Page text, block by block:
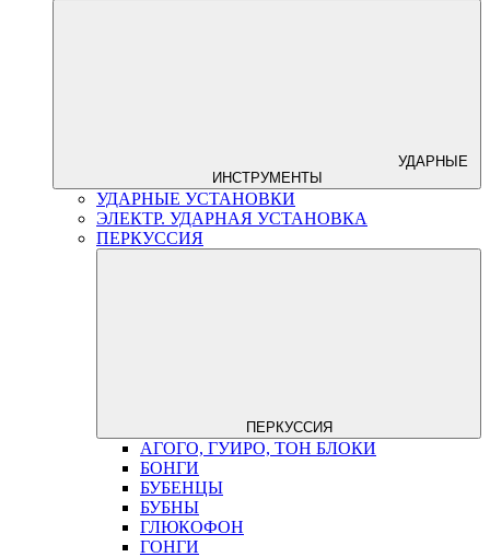
УДАРНЫЕ
ИНСТРУМЕНТЫ
УДАРНЫЕ УСТАНОВКИ
ЭЛЕКТР. УДАРНАЯ УСТАНОВКА
ПЕРКУССИЯ
ПЕРКУССИЯ
АГОГО, ГУИРО, ТОН БЛОКИ
БОНГИ
БУБЕНЦЫ
БУБНЫ
ГЛЮКОФОН
ГОНГИ